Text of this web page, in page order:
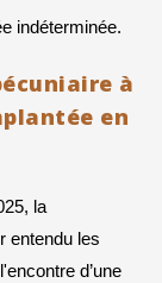
indéterminée.
à
en
la
entendu les
d’une